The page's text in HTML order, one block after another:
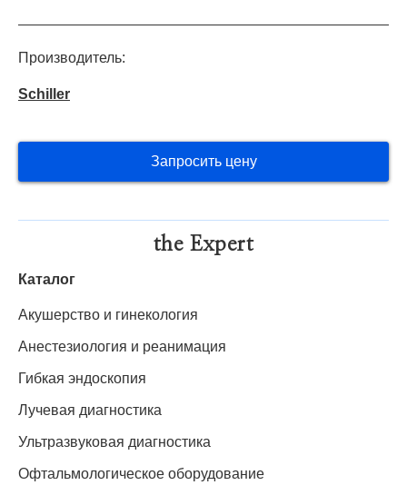
Производитель:
Schiller
Запросить цену
the Expert
Каталог
Акушерство и гинекология
Анестезиология и реанимация
Гибкая эндоскопия
Лучевая диагностика
Ультразвуковая диагностика
Офтальмологическое оборудование